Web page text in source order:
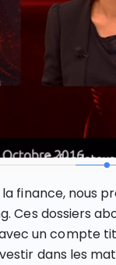
finance, nous
Ces dossiers
un compte
dans les